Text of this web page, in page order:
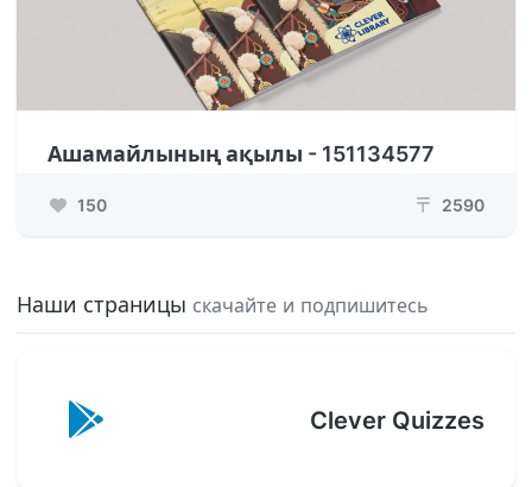
Ашамайлының ақылы - 151134577
150 ₸ 2590
Наши страницы скачайте и подпишитесь
Clever Quizzes